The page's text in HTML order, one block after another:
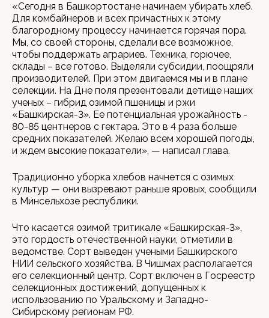
«Сегодня в Башкортостане начинаем убирать хлеб.
Для комбайнеров и всех причастных к этому
благородному процессу начинается горячая пора.
Мы, со своей стороны, сделали все возможное,
чтобы поддержать аграриев. Техника, горючее,
склады – все готово. Выделяли субсидии, поощряли
производителей. При этом двигаемся мы и в плане
селекции. На Дне поля презентовали детище наших
ученых – гибрид озимой пшеницы и ржи
«Башкирская-3». Ее потенциальная урожайность -
80-85 центнеров с гектара. Это в 4 раза больше
средних показателей. Желаю всем хорошей погоды,
и ждем высокие показатели», — написал глава.
Традиционно уборка хлебов начнется с озимых
культур — они вызревают раньше яровых, сообщили
в Минсельхозе республики.
Что касается озимой тритикале «Башкирская-3»,
это гордость отечественной науки, отметили в
ведомстве. Сорт выведен учеными Башкирского
НИИ сельского хозяйства. В Чишмах располагается
его селекционный центр. Сорт включен в Госреестр
селекционных достижений, допущенных к
использованию по Уральскому и Западно-
Сибирскому регионам РФ.